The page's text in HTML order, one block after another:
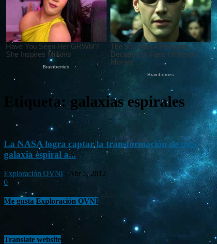
Etiqueta: galaxias espirales
La NASA logra captar la transformación de una
galaxia espiral a...
Exploración OVNI - Abr 5, 2012
0
Me gusta Exploración OVNI
Translate website